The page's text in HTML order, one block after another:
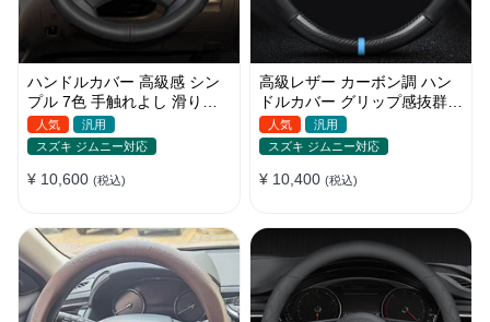
ハンドルカバー 高級感 シン
プル 7色 手触れよし 滑り止
め O型/D型 軽/普自動車
38CM
人気
汎用
スズキ ジムニー対応
¥ 10,600 (税込)
高級レザー カーボン調 ハン
ドルカバー グリップ感抜群
スポーツ感 安全 耐久性
38CM
人気
汎用
スズキ ジムニー対応
¥ 10,400 (税込)